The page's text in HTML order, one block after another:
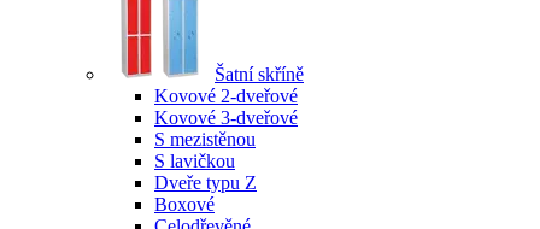
Šatní skříně
Kovové 2-dveřové
Kovové 3-dveřové
S mezistěnou
S lavičkou
Dveře typu Z
Boxové